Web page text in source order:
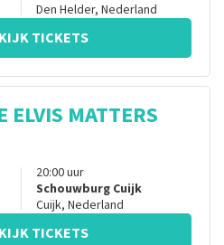
Den Helder, Nederland
TICKETS
ELVIS MATTERS
20:00uur
Schouwburg Cuijk
Cuijk, Nederland
TICKETS